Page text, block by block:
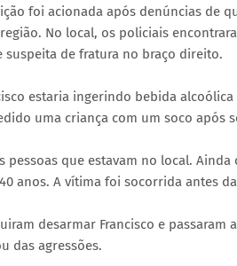
foi acionada após denúncias de
No local, os policiais
suspeita de fratura no braço direito.
estaria ingerindo bebida
uma criança com um soco após
pessoas que estavam no local.
anos. A vítima foi socorrida antes
desarmar Francisco e
das agressões.